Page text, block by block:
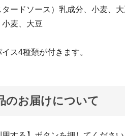
ス）乳成分、小麦、大豆
、大豆
ス4種類が付きます。
のお届けについて